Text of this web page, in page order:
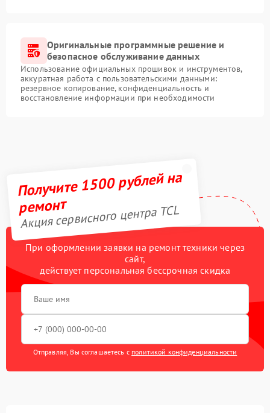
Оригинальные программные решение и
безопасное обслуживание данных
Использование официальных прошивок и инструментов,
аккуратная работа с пользовательскими данными:
резервное копирование, конфиденциальность и
восстановление информации при необходимости
Получите 1500 рублей на
ремонт
Акция сервисного центра TCL
При оформлении заявки на ремонт техники через
сайт,
действует персональная бессрочная скидка
Отправляя, Вы соглашаетесь с политикой конфиденциальности